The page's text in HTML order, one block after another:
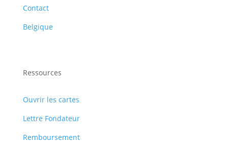
Contact
Belgique
Ressources
Ouvrir les cartes
Lettre Fondateur
Remboursement